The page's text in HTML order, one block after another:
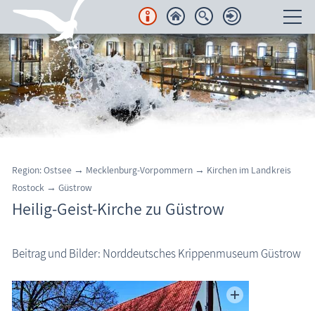
Unterkünfte
Regionales
Urlaubsorte
Karten
Blog
Region: Ostsee → Mecklenburg-Vorpommern → Kirchen im Landkreis
Rostock → Güstrow
Heilig-Geist-Kirche zu Güstrow
Beitrag und Bilder: Norddeutsches Krippenmuseum Güstrow